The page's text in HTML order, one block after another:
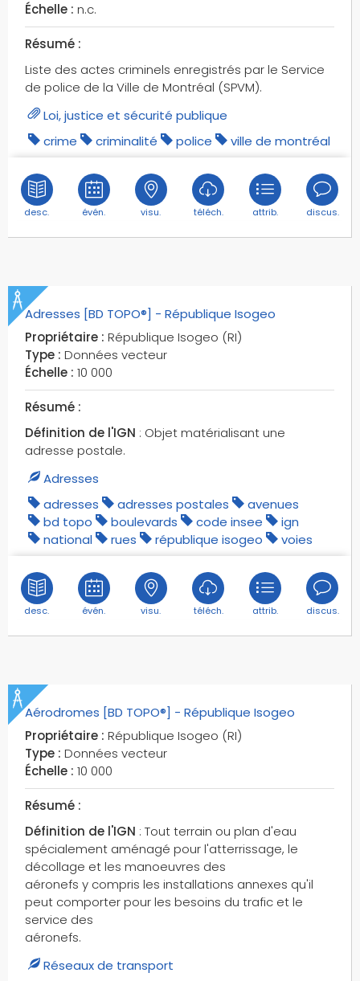
bornes fontaines
bornes postales
boulevards
boxe
brocantes
bâtiments
bâtiments agricoles
bâtiments annexes
bâtiments commerciaux
bâtiments indifférenciés
bâtiments industriels
bâtiments religieux
bâtiments residentiels
bâtiments sportifs
cabines mobiles
cales
calvaires
cameroun
campings
canalisations
canalisations aériennes
canalisations d'hydrocarbures
canaux
canne à sucre
capitaneries
caps
cascades
casernes
casernes de pompiers
cd76
chapelles
chemins
chemins ruraux
cheminées
chevalements
châteaux
châteaux d'eau
châteaux d'eau au sol
Échelle : n.c.
Résumé :
Liste des actes criminels enregistrés par le Service
de police de la Ville de Montréal (SPVM).
Loi, justice et sécurité publique
crime
criminalité police ville de montréal
desc. évén. visu. téléch. attrib. discus.
Adresses [BD TOPO®] - République Isogeo
Propriétaire : République Isogeo (RI)
Type : Données vecteur
Échelle : 10 000
Résumé :
Définition de l'IGN : Objet matérialisant une
adresse postale.
Adresses
adresses
adresses postales
avenues
bd topo
boulevards code insee
ign
national
rues république isogeo voies
desc. évén. visu. téléch. attrib. discus.
Aérodromes [BD TOPO®] - République Isogeo
Propriétaire : République Isogeo (RI)
Type : Données vecteur
Échelle : 10 000
Résumé :
Définition de l'IGN : Tout terrain ou plan d'eau
spécialement aménagé pour l'atterrissage, le
décollage et les manoeuvres des
aéronefs y compris les installations annexes qu'il
peut comporter pour les besoins du trafic et le
service des
aéronefs.
Réseaux de transport